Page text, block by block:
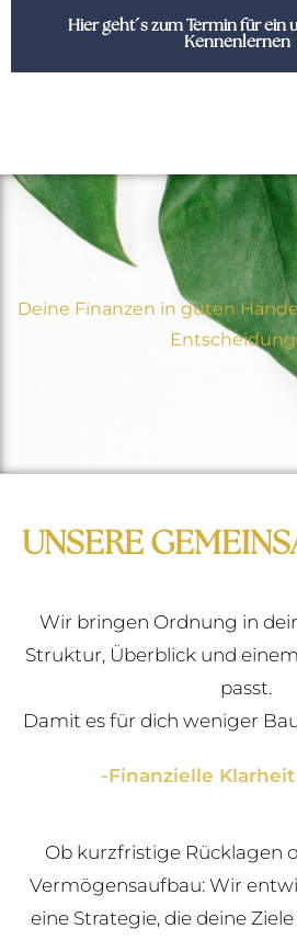
Hier geht´s zum Termin für ein
Kennenlernen
Deine Finanzen in guten
UNSERE
Wir bringen Ordnung in
Struktur, Überblick und
passt.
Damit es für dich weniger
-Finanzielle
Ob kurzfristige Rücklagen
Vermögensaufbau: Wir
eine Strategie, die deine